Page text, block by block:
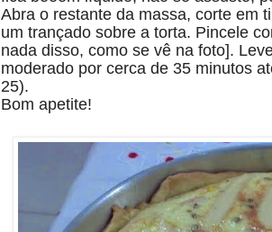
Abra o restante da massa, corte em
um trançado sobre a torta. Pincele
nada disso, como se vê na foto].
moderado por cerca de 35 minutos
25).
Bom apetite!